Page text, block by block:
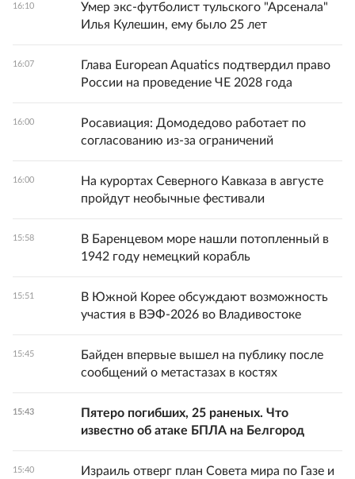
16:10
Умер экс-футболист тульского "Арсенала"
Илья Кулешин, ему было 25 лет
16:07
Глава European Aquatics подтвердил право
России на проведение ЧЕ 2028 года
16:00
Росавиация: Домодедово работает по
согласованию из-за ограничений
16:00
На курортах Северного Кавказа в августе
пройдут необычные фестивали
15:58
В Баренцевом море нашли потопленный в
1942 году немецкий корабль
15:51
В Южной Корее обсуждают возможность
участия в ВЭФ-2026 во Владивостоке
15:45
Байден впервые вышел на публику после
сообщений о метастазах в костях
15:43
Пятеро погибших, 25 раненых. Что
известно об атаке БПЛА на Белгород
15:40
Израиль отверг план Совета мира по Газе и